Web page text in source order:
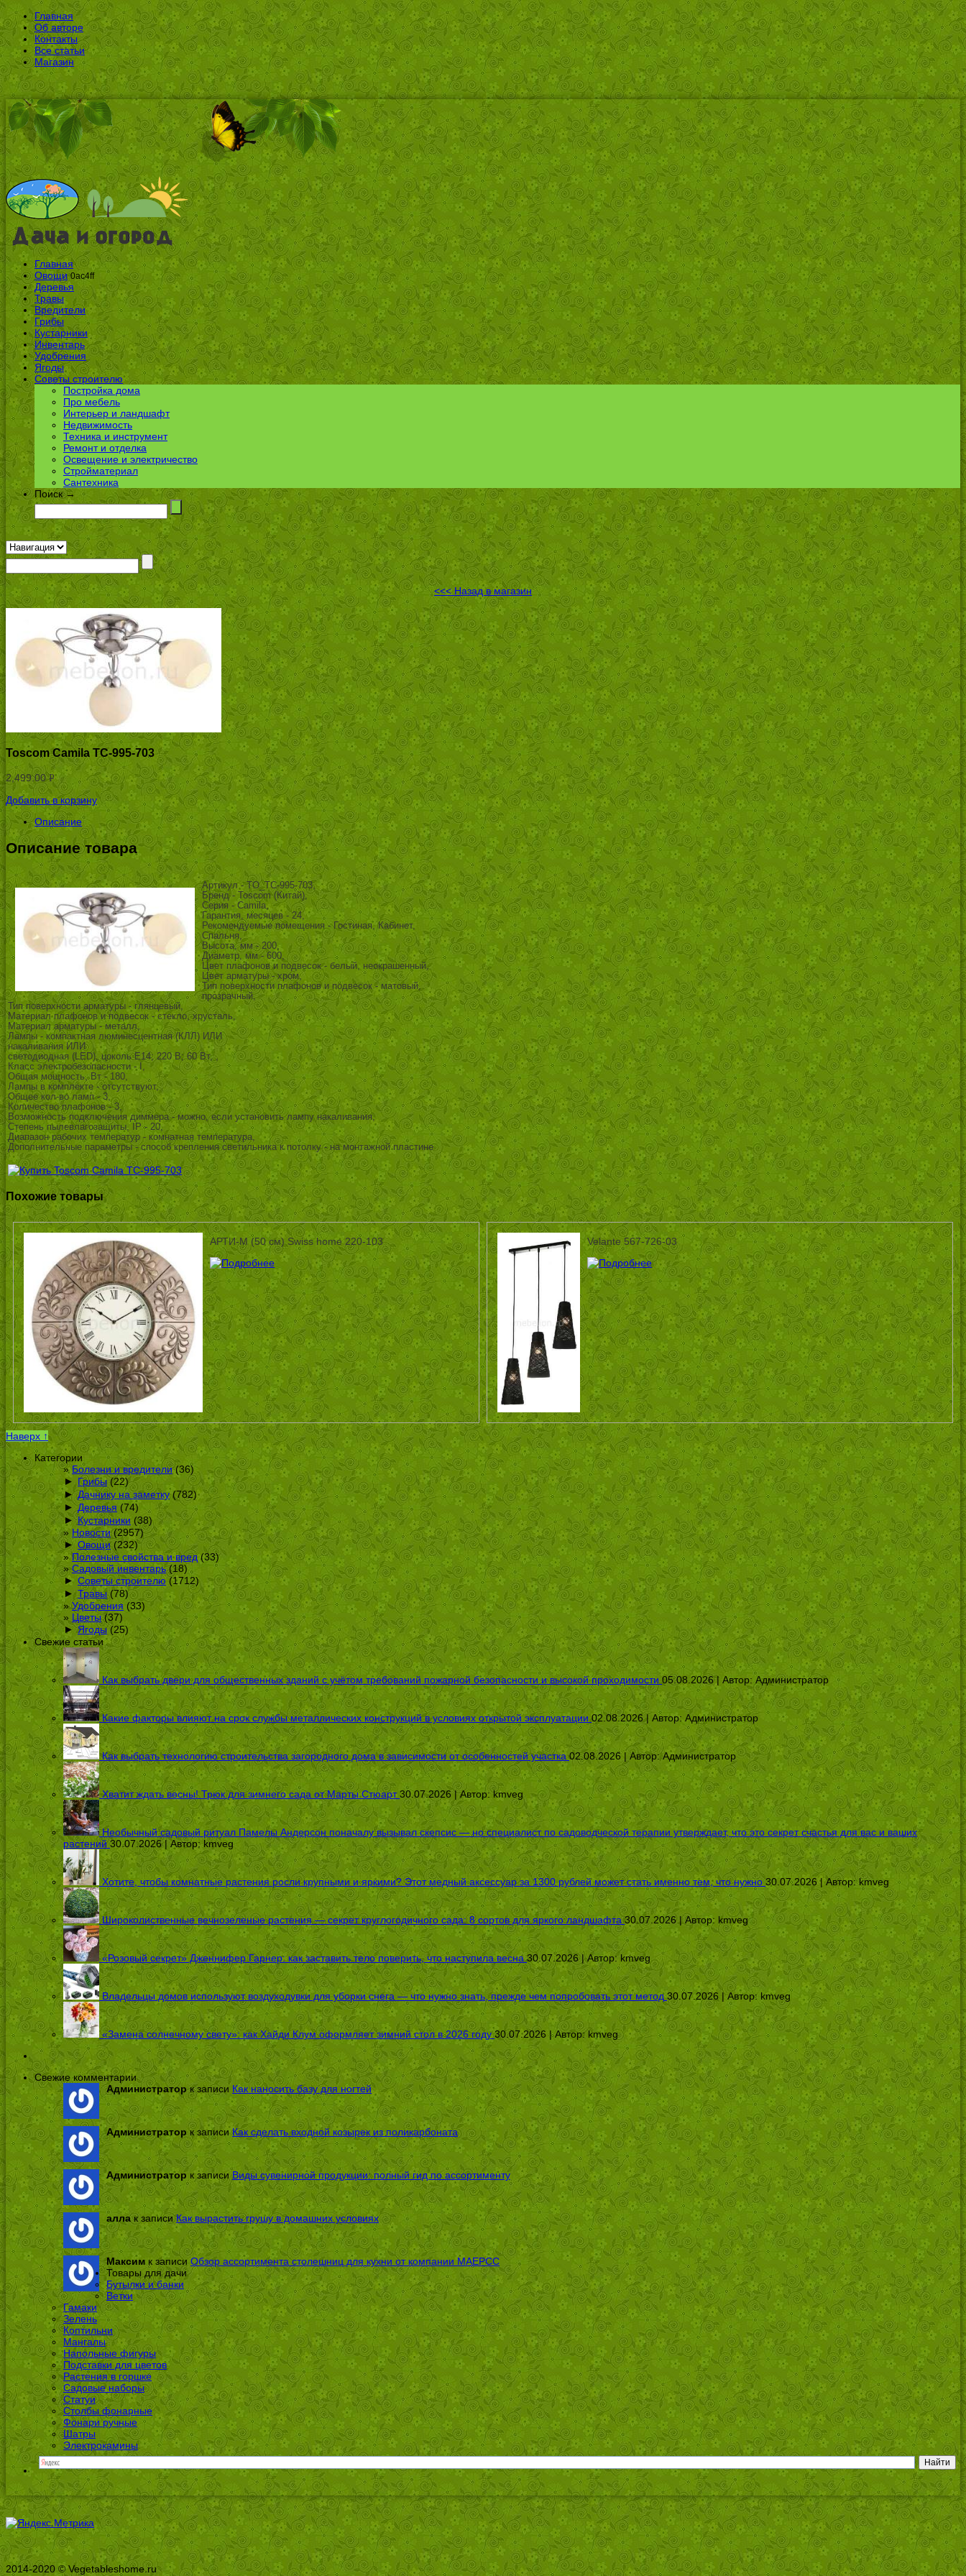
Главная
Об авторе
Контакты
Все статьи
Магазин
Главная
Овощи 0ac4ff
Деревья
Травы
Вредители
Грибы
Кустарники
Инвентарь
Удобрения
Ягоды
Советы строителю
Постройка дома
Про мебель
Интерьер и ландшафт
Недвижимость
Техника и инструмент
Ремонт и отделка
Освещение и электричество
Стройматериал
Сантехника
Поиск →
<<< Назад в магазин
Toscom Camila ТС-995-703
2,499.00Р
УБ.
Добавить в корзину
Описание
Описание товара
Артикул - TO_TC-995-703,
Бренд - Toscom (Китай),
Серия - Camila,
Гарантия, месяцев - 24,
Рекомендуемые помещения - Гостиная, Кабинет,
Спальня,
Высота, мм - 200,
Диаметр, мм - 600,
Цвет плафонов и подвесок - белый, неокрашенный,
Цвет арматуры - хром,
Тип поверхности плафонов и подвесок - матовый,
прозрачный,
Тип поверхности арматуры - глянцевый,
Материал плафонов и подвесок - стекло, хрусталь,
Материал арматуры - металл,
Лампы - компактная люминесцентная (КЛЛ) ИЛИ
накаливания ИЛИ
светодиодная (LED), цоколь E14; 220 В; 60 Вт, ,
Класс электробезопасности - I,
Общая мощность, Вт - 180,
Лампы в комплекте - отсутствуют,
Общее кол-во ламп - 3,
Количество плафонов - 3,
Возможность подключения диммера - можно, если установить лампу накаливания,
Степень пылевлагозащиты, IP - 20,
Диапазон рабочих температур - комнатная температура,
Дополнительные параметры - способ крепления светильника к потолку - на монтажной пластине
Похожие товары
АРТИ-М (50 см) Swiss home 220-103 Velante 567-726-03
Наверх ↑
Категории
Болезни и вредители(36)
► Грибы (22)
► Дачнику на заметку(782)
► Деревья (74)
► Кустарники (38)
Новости(2957)
► Овощи(232)
Полезные свойства и вред(33)
Садовый инвентарь(18)
► Советы строителю (1712)
► Травы(78)
Удобрения (33)
Цветы(37)
► Ягоды(25)
Свежие статьи
Как выбрать двери для общественных зданий с учётом требований пожарной безопасности и высокой проходимости 05.08.2026 | Автор: Администратор
Какие факторы влияют на срок службы металлических конструкций в условиях открытой эксплуатации 02.08.2026 | Автор:Администратор
Как выбрать технологию строительства загородного дома в зависимости от особенностей участка 02.08.2026 | Автор:Администратор
Хватит ждать весны! Трюк для зимнего сада от Марты Стюарт 30.07.2026 | Автор:kmveg
Необычный садовый ритуал Памелы Андерсон поначалу вызывал скепсис — но специалист по садоводческой терапии утверждает, что это секрет счастья для вас и ваших
растений 30.07.2026 | Автор:kmveg
Хотите, чтобы комнатные растения росли крупными и яркими? Этот медный аксессуар за 1300 рублей может стать именно тем, что нужно 30.07.2026 | Автор:kmveg
Широколиственные вечнозеленые растения — секрет круглогодичного сада: 8 сортов для яркого ландшафта 30.07.2026 | Автор: kmveg
«Розовый секрет» Дженнифер Гарнер: как заставить тело поверить, что наступила весна 30.07.2026 | Автор: kmveg
Владельцы домов используют воздуходувки для уборки снега — что нужно знать, прежде чем попробовать этот метод 30.07.2026 | Автор: kmveg
«Замена солнечному свету»: как Хайди Клум оформляет зимний стол в 2026 году 30.07.2026 | Автор:kmveg
Свежие комментарии
Администраторк записи Как наносить базу для ногтей
Администратор к записиКак сделать входной козырек из поликарбоната
Администратор к записиВиды сувенирной продукции: полный гид по ассортименту
аллак записиКак вырастить грушу в домашних условиях
Максим к записи Обзор ассортимента столешниц для кухни от компании МАЕРСС
Товары для дачи
Бутылки и банки
Ветки
Гамаки
Зелень
Коптильни
Мангалы
Напольные фигуры
Подставки для цветов
Растения в горшке
Садовые наборы
Статуи
Столбы фонарные
Фонари ручные
Шатры
Электрокамины
2014-2020 © Vegetableshome.ru